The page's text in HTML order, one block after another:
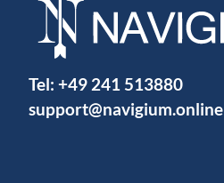
Tel: +49 241 513880
support@navigium.online